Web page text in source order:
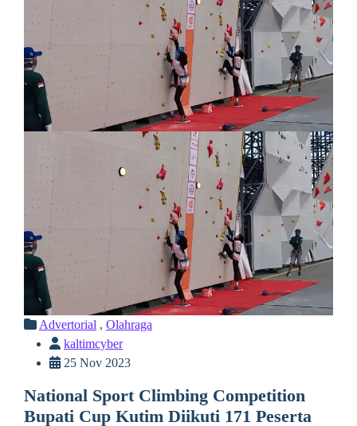
Advertorial , Olahraga
kaltimcyber
25 Nov 2023
National Sport Climbing Competition
Bupati Cup Kutim Diikuti 171 Peserta